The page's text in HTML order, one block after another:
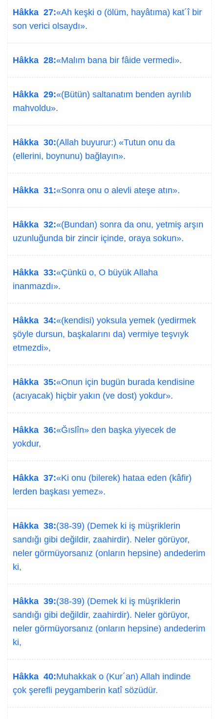
Hâkka 27:«Ah keşki o (ölüm, hayâtıma) kat´î bir
son verici olsaydı».
Hâkka 28:«Malım bana bir fâide vermedi».
Hâkka 29:«(Bütün) saltanatım benden ayrılıb
mahvoldu».
Hâkka 30:(Allah buyurur:) «Tutun onu da
(ellerini, boynunu) bağlayın».
Hâkka 31:«Sonra onu o alevli ateşe atın».
Hâkka 32:«(Bundan) sonra da onu, yetmiş arşın
uzunluğunda bir zincir içinde, oraya sokun».
Hâkka 33:«Çünkü o, O büyük Allaha
inanmazdı».
Hâkka 34:«(kendisi) yoksula yemek (yedirmek
şöyle dursun, başkalarını da) vermiye teşvıyk
etmezdi»,
Hâkka 35:«Onun için bugün burada kendisine
(acıyacak) hiçbir yakın (ve dost) yokdur».
Hâkka 36:«Ğıslîn» den başka yiyecek de
yokdur,
Hâkka 37:«Ki onu (bilerek) hataa eden (kâfir)
lerden başkası yemez».
Hâkka 38:(38-39) (Demek ki iş müşriklerin
sandığı gibi değildir, zaahirdir). Neler görüyor,
neler görmüyorsanız (onların hepsine) andederim
ki,
Hâkka 39:(38-39) (Demek ki iş müşriklerin
sandığı gibi değildir, zaahirdir). Neler görüyor,
neler görmüyorsanız (onların hepsine) andederim
ki,
Hâkka 40:Muhakkak o (Kur´an) Allah indinde
çok şerefli peygamberin katî sözüdür.